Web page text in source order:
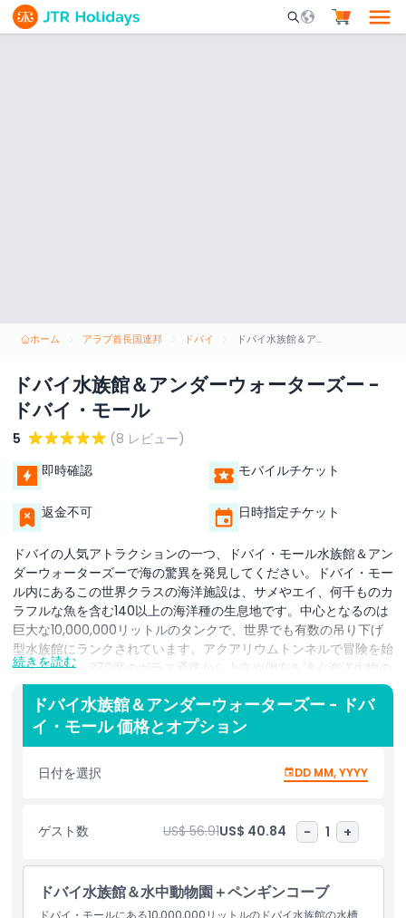
Mobile Search
ホーム アラブ首長国連邦 ドバイ ドバイ水族館＆アンダーウォーターズー - ドバイ・モール
ドバイ水族館＆アンダーウォーターズー -
ドバイ・モール
5
(8 レビュー)
即時確認
モバイルチケット
返金不可 日時指定チケット
ドバイの人気アトラクションの一つ、ドバイ・モール水族館＆アン
ダーウォーターズーで海の驚異を発見してください。ドバイ・モー
ル内にあるこの世界クラスの海洋施設は、サメやエイ、何千ものカ
ラフルな魚を含む140以上の海洋種の生息地です。中心となるのは
巨大な10,000,000リットルのタンクで、世界でも有数の吊り下げ
型水族館にランクされています。アクアリウムトンネルで冒険を始
めましょう。270度のガラス通路から上方や側方を泳ぐ海洋生物の
息をのむような景観を楽しめます。メインタンクの上にあるアンダ
ーウォーターズーでは、巨大なカニ、遊び好きのカワウソ、飼育下
で最大級の爬虫類の一つである伝説のキングクロコダイルに出会え
ます。家族やカップル、冒険好きに最適なこのアトラクションは、
エンターテインメントと教育を融合させており、給餌セッションや
グラスボトムボートの乗船などのユニークな体験を提供します。海
イ・モール水族館＆アンダーウォーターズーは街の中心で忘れられ
ない水中の冒険を届けます。
ハイライト
続きを読む
ドバイ水族館＆アンダーウォーターズー - ドバ
イ・モール 価格とオプション
日付を選択 DD MM, YYYY
ゲスト数 US$ 56.91US$ 40.84 - 1 +
ドバイ水族館＆水中動物園＋ペンギンコーブ
ドバイ・モールにある10,000,000リットルのドバイ水族館の水槽